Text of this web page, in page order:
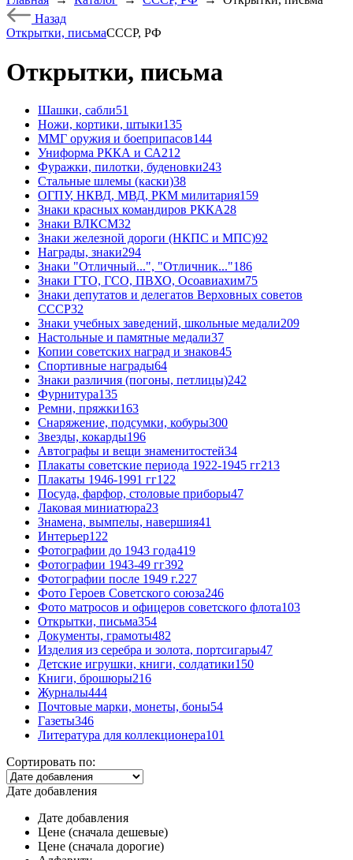
Назад
Открытки, письмаСССР, РФ
Открытки, письма
Шашки, сабли51
Ножи, кортики, штыки135
ММГ оружия и боеприпасов144
Униформа РККА и СА212
Фуражки, пилотки, буденовки243
Стальные шлемы (каски)38
ОГПУ, НКВД, МВД, РКМ милитария159
Знаки красных командиров РККА28
Знаки ВЛКСМ32
Знаки железной дороги (НКПС и МПС)92
Награды, знаки294
Знаки "Отличный...", "Отличник..."186
Знаки ГТО, ГСО, ПВХО, Осоавиахим75
Знаки депутатов и делегатов Верховных советов
СССР32
Знаки учебных заведений, школьные медали209
Настольные и памятные медали37
Копии советских наград и знаков45
Спортивные награды64
Знаки различия (погоны, петлицы)242
Фурнитура135
Ремни, пряжки163
Снаряжение, подсумки, кобуры300
Звезды, кокарды196
Автографы и вещи знаменитостей34
Плакаты советские периода 1922-1945 гг213
Плакаты 1946-1991 гг122
Посуда, фарфор, столовые приборы47
Лаковая миниатюра23
Знамена, вымпелы, навершия41
Интерьер122
Фотографии до 1943 года419
Фотографии 1943-49 гг392
Фотографии после 1949 г.227
Фото Героев Советского союза246
Фото матросов и офицеров советского флота103
Открытки, письма354
Документы, грамоты482
Изделия из серебра и золота, портсигары47
Детские игрушки, книги, солдатики150
Книги, брошюры216
Журналы444
Почтовые марки, монеты, боны54
Газеты346
Литература для коллекционера101
Сортировать по:
Дате добавления
Дате добавления
Цене (сначала дешевые)
Цене (сначала дорогие)